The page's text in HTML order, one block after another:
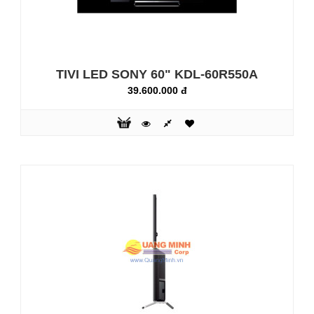
14.850.000 đ
siêu giảm nhiễu từ Sony. Clear Resolution Enhancer tái tạo
một cách chính xác các chi tiết, kết cấu, thậm chí là trên
vùng ảnh phẳng. Hình ảnh rõ nét cũng được tạo ra từ việc
hơn.. ..
TIVI LED SONY 60" KDL-60R550A
39.600.000 đ